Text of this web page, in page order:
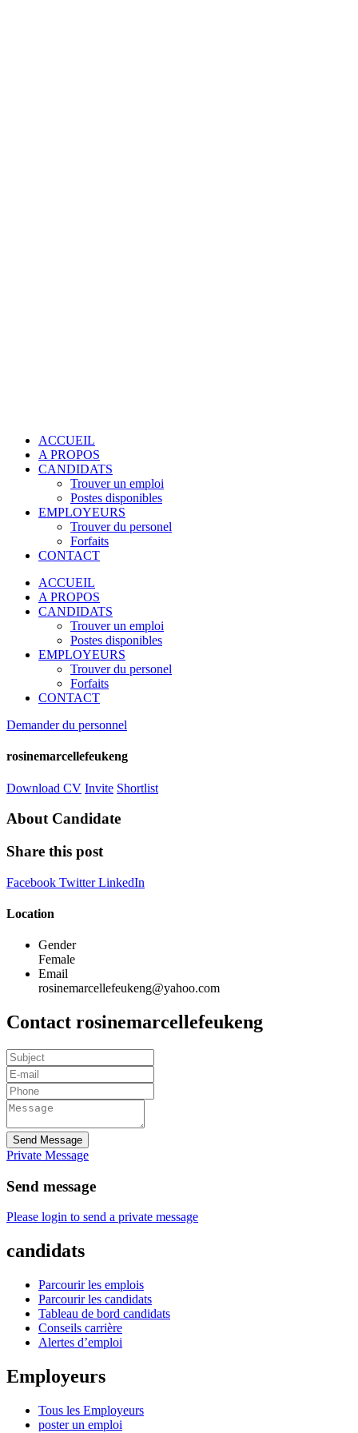
ACCUEIL
A PROPOS
CANDIDATS
Trouver un emploi
Postes disponibles
EMPLOYEURS
Trouver du personel
Forfaits
CONTACT
ACCUEIL
A PROPOS
CANDIDATS
Trouver un emploi
Postes disponibles
EMPLOYEURS
Trouver du personel
Forfaits
CONTACT
Demander du personnel
rosinemarcellefeukeng
Download CV Invite Shortlist
About Candidate
Share this post
Facebook TwitterLinkedIn
Location
Gender
Female
Email
rosinemarcellefeukeng@yahoo.com
Contact rosinemarcellefeukeng
Send Message
Private Message
Send message
Please login to send a private message
candidats
Parcourir les emplois
Parcourir les candidats
Tableau de bord candidats
Conseils carrière
Alertes d’emploi
Employeurs
Tous les Employeurs
poster un emploi